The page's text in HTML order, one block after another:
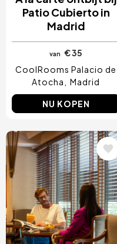
Patio Cubierto in
Madrid
van
€ 35
CoolRooms Palacio de
Atocha
Madrid
NU KOPEN
Afbeelding